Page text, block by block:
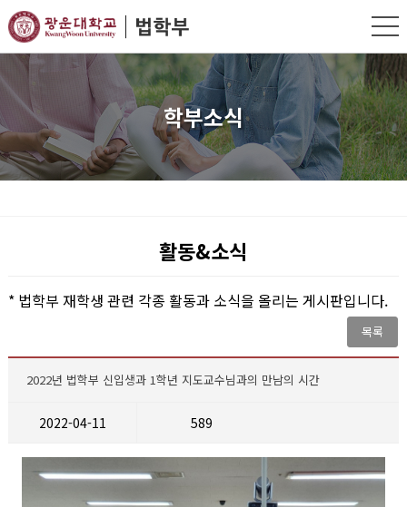
학부소식
활동&소식
* 법학부 재학생 관련 각종 활동과 소식을 올리는 게시판입니다.
목록
2022년 법학부 신입생과 1학년 지도교수님과의 만남의 시간
2022-04-11 589